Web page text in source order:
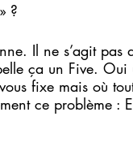
» ?
Il ne s’agit pas
ça un Five.
fixe mais où
ce problème :